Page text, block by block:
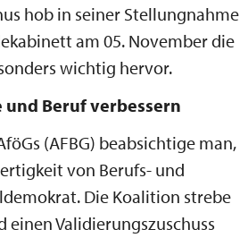
hob in seiner Stellungnahme
am 05. November die
wichtig hervor.
Beruf verbessern
(AFBG) beabsichtige man,
von Berufs- und
Die Koalition strebe
Validierungszuschuss